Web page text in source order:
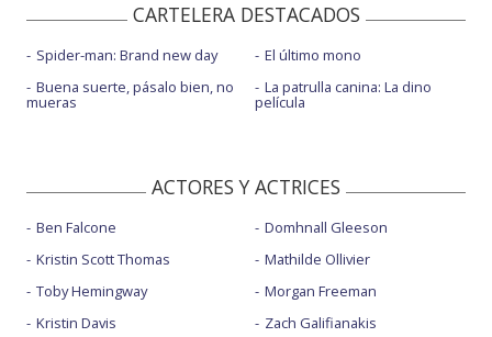
CARTELERA DESTACADOS
Spider-man: Brand new day
Buena suerte, pásalo bien, no
mueras
El último mono
La patrulla canina: La dino
película
ACTORES Y ACTRICES
Ben Falcone
Kristin Scott Thomas
Toby Hemingway
Kristin Davis
Domhnall Gleeson
Mathilde Ollivier
Morgan Freeman
Zach Galifianakis